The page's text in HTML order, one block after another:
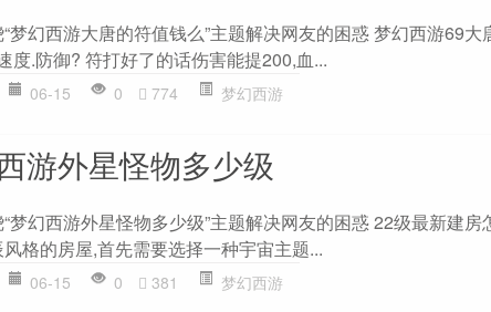
梦幻西游大唐的符值钱么”主题解决网友的困惑 梦幻西游69
度.防御? 符打好了的话伤害能提200,血...
06-15 0 774 梦幻西游
游外星怪物多少级
梦幻西游外星怪物多少级”主题解决网友的困惑 22级最新建
格的房屋,首先需要选择一种宇宙主题...
06-15 0 381 梦幻西游